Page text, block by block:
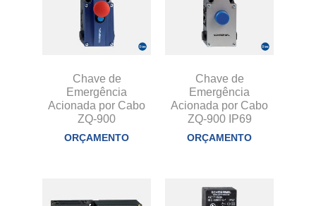
Chave de
Emergência
Acionada por Cabo
ZQ-900
ORÇAMENTO
Chave de
Emergência
Acionada por Cabo
ZQ-900 IP69
ORÇAMENTO